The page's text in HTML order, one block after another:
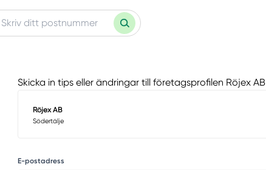
Skicka in tips eller ändringar till företagsprofilen Röjex AB
Röjex AB
Södertälje
E-postadress